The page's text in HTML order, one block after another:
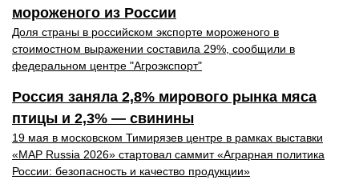
мороженого из России
Доля страны в российском экспорте мороженого в
стоимостном выражении составила 29%, сообщили в
федеральном центре "Агроэкспорт"
Россия заняла 2,8% мирового рынка мяса
птицы и 2,3% — свинины
19 мая в московском Тимирязев центре в рамках выставки
«MAP Russia 2026» стартовал саммит «Аграрная политика
России: безопасность и качество продукции»